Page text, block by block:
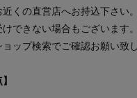
くの直営店へお持込下さい。
できない場合もございます。
ップ検索でご確認お願い致し